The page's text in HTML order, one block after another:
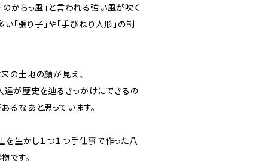
からっ風」と言われる強い風が吹く
い「張り子」や「手びねり人形」の制
の土地の顔が見え、
達が歴史を辿るきっかけにできるの
るなあと思っています。
を生かし１つ１つ手仕事で作った八
です。